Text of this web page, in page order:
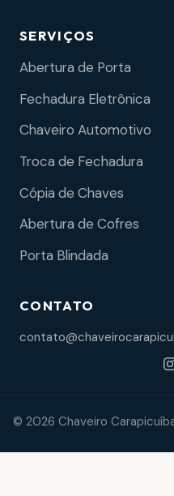
SERVIÇOS
Abertura de Porta
Fechadura Eletrônica
Chaveiro Automotivo
Troca de Fechadura
Cópia de Chaves
Abertura de Cofres
Porta Blindada
CONTATO
© 2026 Chaveiro